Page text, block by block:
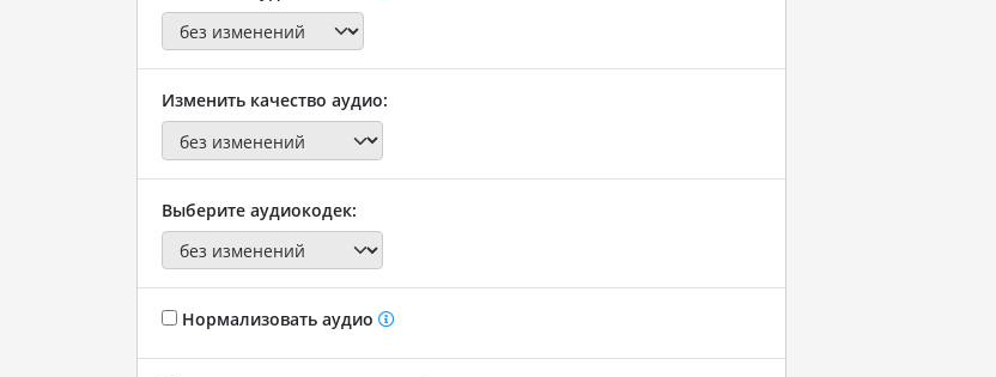
Изменить качество аудио:
Выберите аудиокодек:
Нормализовать аудио